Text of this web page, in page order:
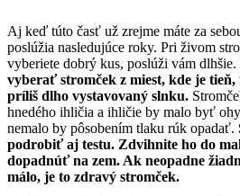
Aj keď túto časť už zrejme máte za
poslúžia nasledujúce roky. Pri živom
vyberiete dobrý kus, poslúži vám dlhšie.
vyberať stromček z miest, kde je tieň,
príliš dlho vystavovaný slnku.
hnedého ihličia a ihličie by malo byť
nemalo by pôsobením tlaku rúk opadať.
podrobiť aj testu. Zdvihnite ho do
dopadnúť na zem. Ak neopadne
málo, je to zdravý stromček.